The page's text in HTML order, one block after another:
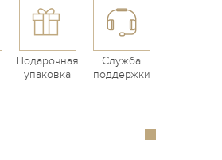
Подарочная
упаковка
Служба
поддержки